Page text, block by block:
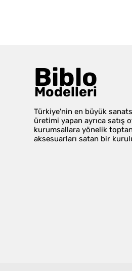
Biblo
Modelleri
Türkiye'nin en büyük
üretimi yapan ayrıca satış
kurumsallara yönelik
aksesuarları satan bir